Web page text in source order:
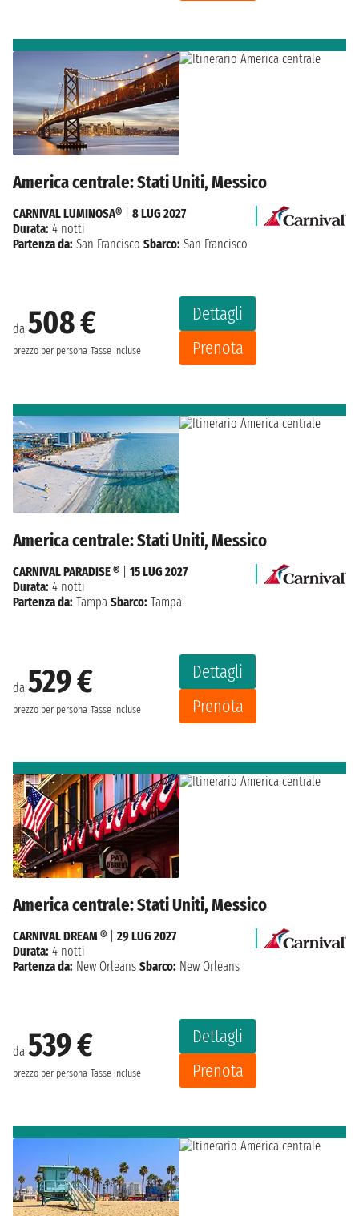
America centrale: Stati Uniti, Messico
da 508 €
prezzo per persona Tasse incluse
Dettagli
Prenota
CARNIVAL LUMINOSA®
8 LUG 2027
Durata: 4 notti
Partenza da: San Francisco Sbarco: San Francisco
America centrale: Stati Uniti, Messico
da 529 €
prezzo per persona Tasse incluse
Dettagli
Prenota
CARNIVAL PARADISE ®
15 LUG 2027
Durata: 4 notti
Partenza da: Tampa Sbarco: Tampa
America centrale: Stati Uniti, Messico
da 539 €
prezzo per persona Tasse incluse
Dettagli
Prenota
CARNIVAL DREAM ®
29 LUG 2027
Durata: 4 notti
Partenza da: New Orleans Sbarco: New Orleans